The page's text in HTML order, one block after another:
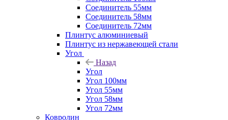
Соединитель 55мм
Соединитель 58мм
Соединитель 72мм
Плинтус алюминиевый
Плинтус из нержавеющей стали
Угол
Назад
Угол
Угол 100мм
Угол 55мм
Угол 58мм
Угол 72мм
Ковролин